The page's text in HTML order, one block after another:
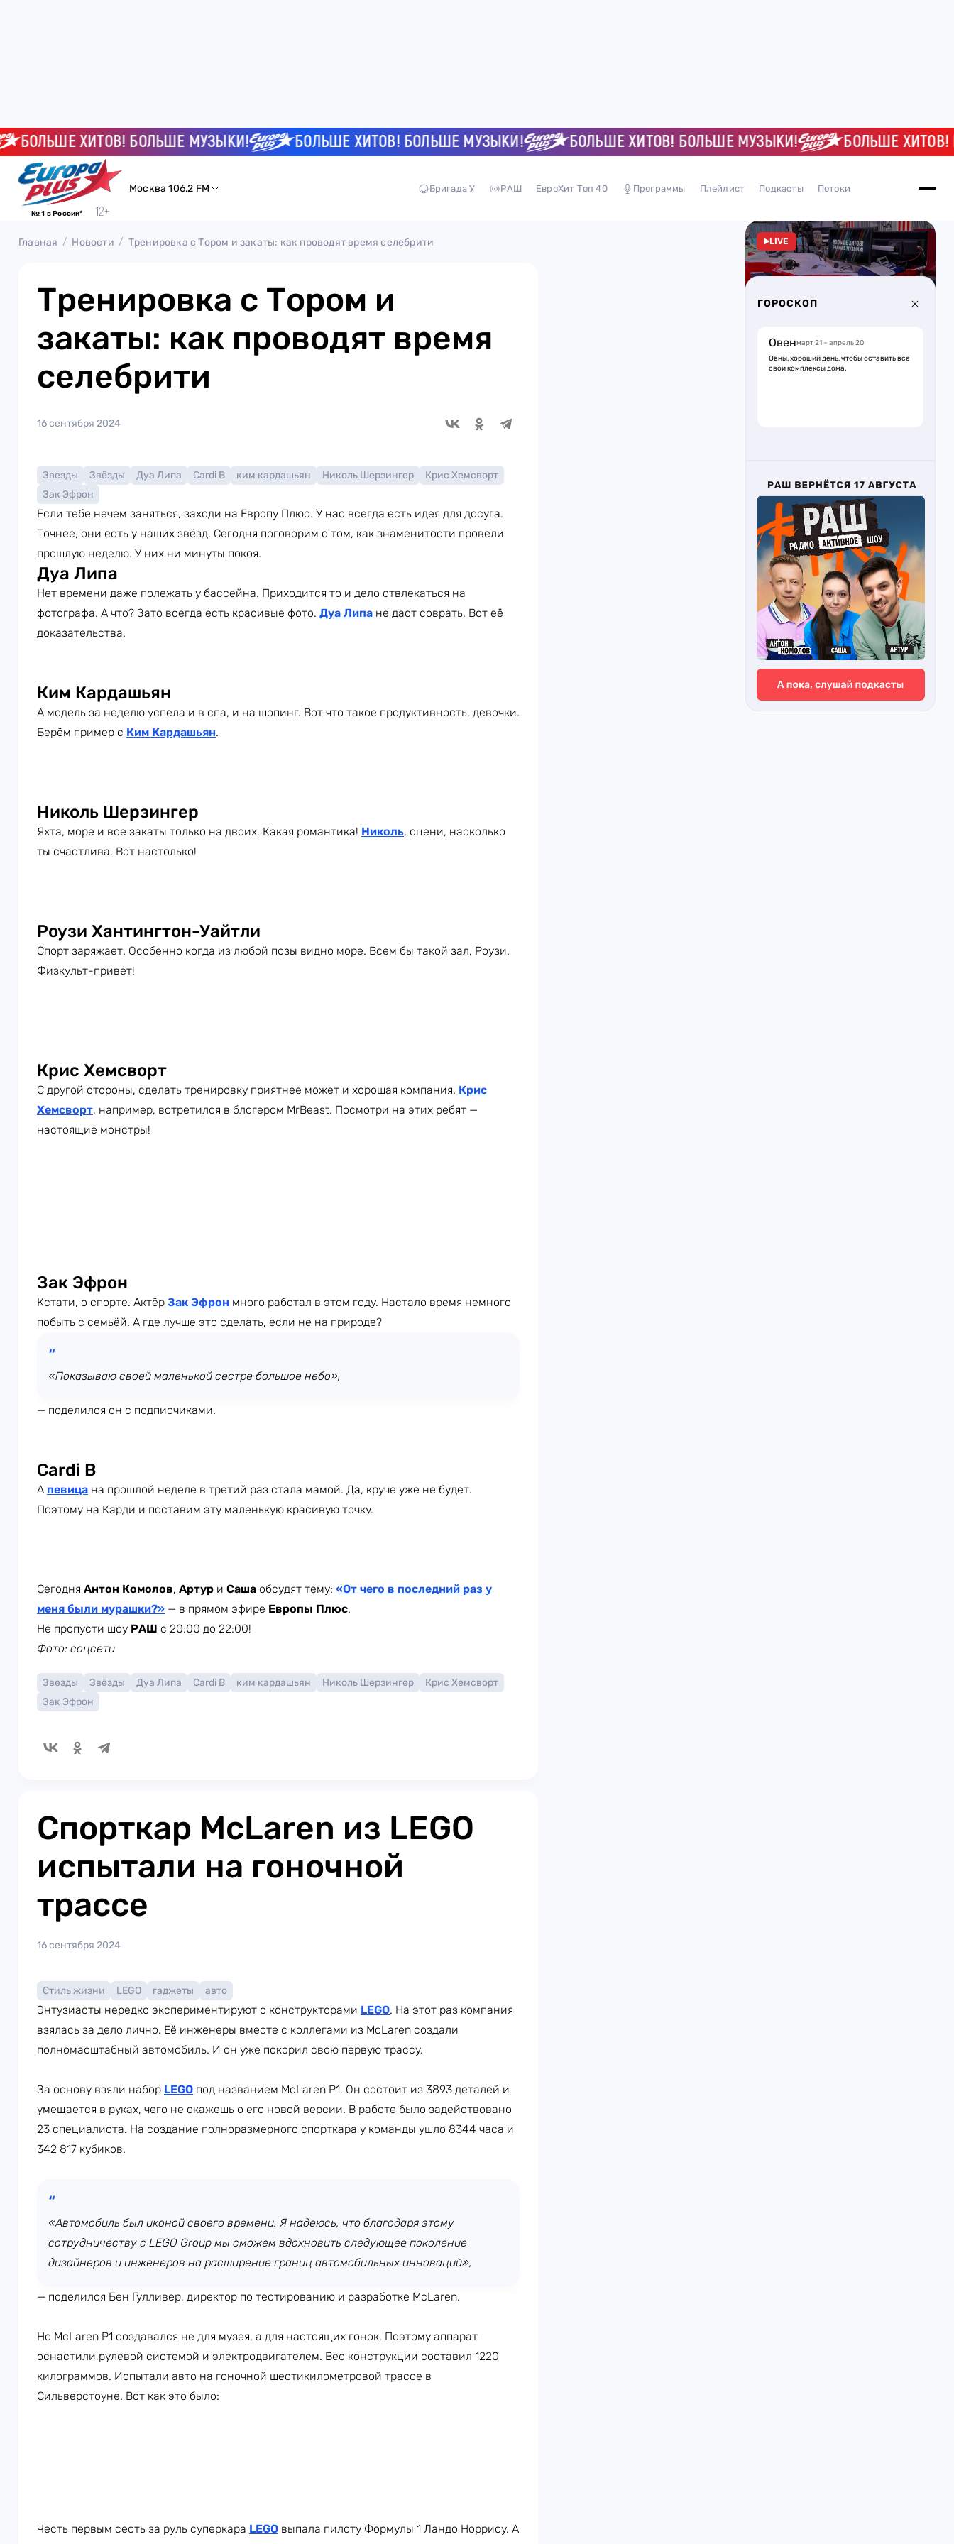
ХИТОВ! БОЛЬШЕ МУЗЫКИ! БОЛЬШЕ ХИТОВ! БОЛЬШЕ МУЗЫКИ! БОЛЬШЕ ХИТОВ! БОЛЬШЕ МУЗЫКИ! БОЛЬШЕ ХИТОВ!
№ 1 в России*
Москва 106,2 FM Бригада У РАШ ЕвроХит Топ 40 Программы Плейлист Подкасты Потоки
Главная Новости Тренировка с Тором и закаты: как проводят время селебрити
Тренировка с Тором и
закаты: как проводят время
селебрити
16 сентября 2024
Звезды Звёзды Дуа Липа Cardi B ким кардашьян Николь Шерзингер
Крис Хемсворт
Зак Эфрон
Если тебе нечем заняться, заходи на Европу Плюс. У нас всегда есть идея для досуга.
Точнее, они есть у наших звёзд. Сегодня поговорим о том, как знаменитости провели
прошлую неделю. У них ни минуты покоя.
Дуа Липа
Нет времени даже полежать у бассейна. Приходится то и дело отвлекаться на
фотографа. А что? Зато всегда есть красивые фото. Дуа Липа не даст соврать. Вот её
доказательства.
Ким Кардашьян
А модель за неделю успела и в спа, и на шопинг. Вот что такое продуктивность, девочки.
Берём пример с Ким Кардашьян.
Николь Шерзингер
Яхта, море и все закаты только на двоих. Какая романтика! Николь, оцени, насколько
ты счастлива. Вот настолько!
Роузи Хантингтон-Уайтли
Спорт заряжает. Особенно когда из любой позы видно море. Всем бы такой зал, Роузи.
Физкульт-привет!
Крис Хемсворт
С другой стороны, сделать тренировку приятнее может и хорошая компания. Крис
Хемсворт, например, встретился в блогером MrBeast. Посмотри на этих ребят —
настоящие монстры!
Зак Эфрон
Кстати, о спорте. Актёр Зак Эфрон много работал в этом году. Настало время немного
побыть с семьёй. А где лучше это сделать, если не на природе?
«Показываю своей маленькой сестре большое небо»,
— поделился он с подписчиками.
Cardi B
А певица на прошлой неделе в третий раз стала мамой. Да, круче уже не будет.
Поэтому на Карди и поставим эту маленькую красивую точку.
Сегодня Антон Комолов, Артур и Саша обсудят тему: «От чего в последний раз у
меня были мурашки?» — в прямом эфире Европы Плюс.
Не пропусти шоу РАШ с 20:00 до 22:00!
Фото: соцсети
Звезды Звёзды Дуа Липа Cardi B ким кардашьян Николь Шерзингер
Крис Хемсворт
Зак Эфрон
Спорткар McLaren из LEGO
испытали на гоночной
трассе
16 сентября 2024
Стиль жизни LEGO гаджеты авто
Энтузиасты нередко экспериментируют с конструкторами LEGO. На этот раз компания
взялась за дело лично. Её инженеры вместе с коллегами из McLaren создали
полномасштабный автомобиль. И он уже покорил свою первую трассу.
За основу взяли набор LEGO под названием McLaren P1. Он состоит из 3893 деталей и
умещается в руках, чего не скажешь о его новой версии. В работе было задействовано
23 специалиста. На создание полноразмерного спорткара у команды ушло 8344 часа и
342 817 кубиков.
«Автомобиль был иконой своего времени. Я надеюсь, что благодаря этому
сотрудничеству с LEGO Group мы сможем вдохновить следующее поколение
дизайнеров и инженеров на расширение границ автомобильных инноваций»,
— поделился Бен Гулливер, директор по тестированию и разработке McLaren.
Но McLaren P1 создавался не для музея, а для настоящих гонок. Поэтому аппарат
оснастили рулевой системой и электродвигателем. Вес конструкции составил 1220
килограммов. Испытали авто на гоночной шестикилометровой трассе в
Сильверстоуне. Вот как это было:
Честь первым сесть за руль суперкара LEGO выпала пилоту Формулы 1 Ландо Норрису. А
LIVE
ГОРОСКОП
Овенмарт 21 – апрель 20
Овны, хороший день, чтобы оставить все
свои комплексы дома.